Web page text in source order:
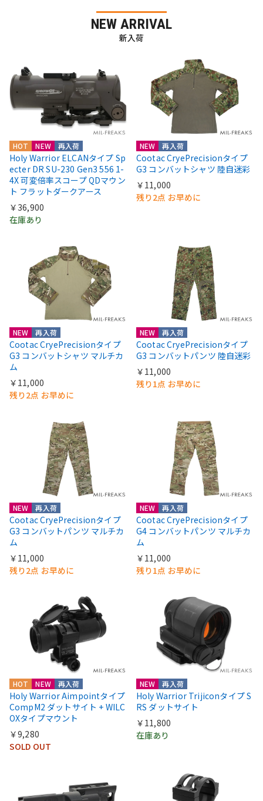
NEW ARRIVAL
新入荷
HOT NEW 再入荷
Holy Warrior ELCANタイプ Sp
ecter DR SU-230 Gen3 556 1-
4X 可変倍率スコープ QDマウン
ト フラットダークアース
￥36,900
在庫あり
NEW 再入荷
Cootac CryePrecisionタイプ
G3 コンバットシャツ 陸自迷彩
￥11,000
残り2点 お早めに
NEW 再入荷
Cootac CryePrecisionタイプ
G3 コンバットシャツ マルチカ
ム
￥11,000
残り2点 お早めに
NEW 再入荷
Cootac CryePrecisionタイプ
G3 コンバットパンツ 陸自迷彩
￥11,000
残り1点 お早めに
NEW 再入荷
Cootac CryePrecisionタイプ
G3 コンバットパンツ マルチカ
ム
￥11,000
残り2点 お早めに
NEW 再入荷
Cootac CryePrecisionタイプ
G4 コンバットパンツ マルチカ
ム
￥11,000
残り1点 お早めに
HOT NEW 再入荷
Holy Warrior Aimpointタイプ
CompM2 ダットサイト + WILC
OXタイプマウント
￥9,280
SOLD OUT
NEW 再入荷
Holy Warrior Trijiconタイプ S
RS ダットサイト
￥11,800
在庫あり